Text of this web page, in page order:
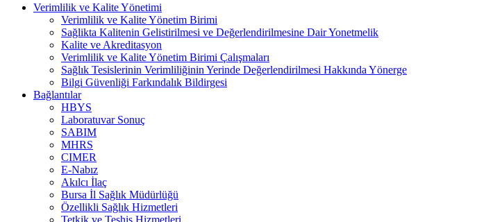
Verimlilik ve Kalite Yönetimi
Verimlilik ve Kalite Yönetim Birimi
Sağlikta Kalitenin Gelistirilmesi ve Değerlendirilmesine Dair Yonetmelik
Kalite ve Akreditasyon
Verimlilik ve Kalite Yönetim Birimi Çalışmaları
Sağlık Tesislerinin Verimliliğinin Yerinde Değerlendirilmesi Hakkında Yönerge
Bilgi Güvenliği Farkındalık Bildirgesi
Bağlantılar
HBYS
Laboratuvar Sonuç
SABIM
MHRS
CIMER
E-Nabız
Akılcı İlaç
Bursa İl Sağlık Müdürlüğü
Özellikli Sağlık Hizmetleri
Tetkik ve Teşhis Hizmetleri